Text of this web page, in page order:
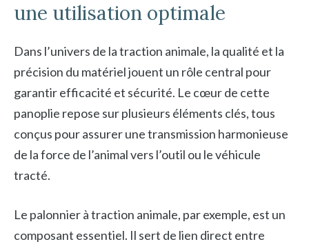
une utilisation optimale
Dans l’univers de la traction animale, la qualité et la
précision du matériel jouent un rôle central pour
garantir efficacité et sécurité. Le cœur de cette
panoplie repose sur plusieurs éléments clés, tous
conçus pour assurer une transmission harmonieuse
de la force de l’animal vers l’outil ou le véhicule
tracté.
Le palonnier à traction animale, par exemple, est un
composant essentiel. Il sert de lien direct entre